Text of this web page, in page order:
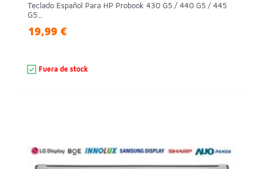
Teclado Español Para HP Probook 430 G5 / 440 G5 / 445
G5...
19,99 €
Fuera de stock